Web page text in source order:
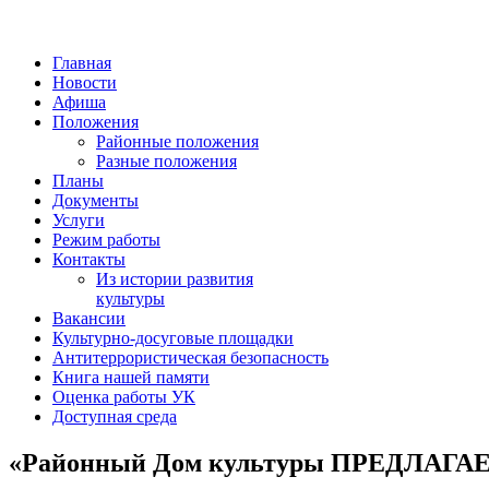
Главная
Новости
Афиша
Положения
Районные положения
Разные положения
Планы
Документы
Услуги
Режим работы
Контакты
Из истории развития
культуры
Вакансии
Культурно-досуговые площадки
Антитеррористическая безопасность
Книга нашей памяти
Оценка работы УК
Доступная среда
«Районный Дом культуры